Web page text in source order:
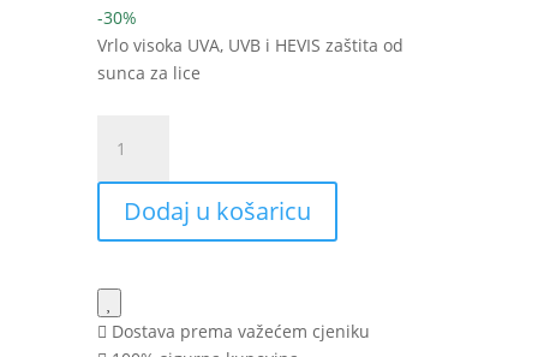
bila
je:
je:
-30%
Vrlo visoka UVA, UVB i HEVIS zaštita od
sunca za lice
SUN
Hydro
Protect
ultra
fluid
SPF
50+
Dodaj u košaricu
Dostava prema važećem cjeniku